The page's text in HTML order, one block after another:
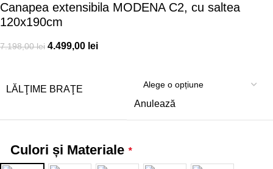
Canapea extensibila MODENA C2, cu saltea
120x190cm
7.198,00lei 4.499,00 lei
LĂLŢIME BRAŢE
Anulează
Culori și Materiale *